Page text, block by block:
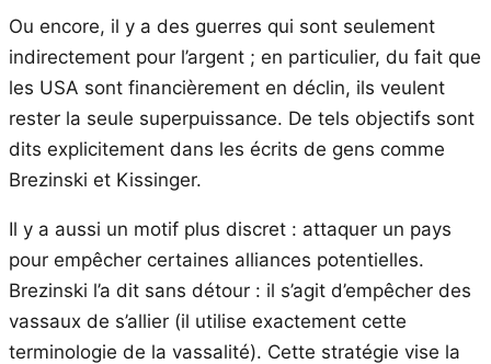
Ou encore, il y a des guerres qui sont seulement
indirectement pour l’argent ; en particulier, du fait que
les USA sont financièrement en déclin, ils veulent
rester la seule superpuissance. De tels objectifs sont
dits explicitement dans les écrits de gens comme
Brezinski et Kissinger.
Il y a aussi un motif plus discret : attaquer un pays
pour empêcher certaines alliances potentielles.
Brezinski l’a dit sans détour : il s’agit d’empêcher des
vassaux de s’allier (il utilise exactement cette
terminologie de la vassalité). Cette stratégie vise la